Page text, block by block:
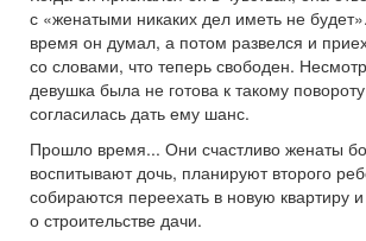
с «женатыми никаких дел иметь не
время он думал, а потом развелся и
со словами, что теперь свободен.
девушка была не готова к такому
согласилась дать ему шанс.
Прошло время... Они счастливо женаты
воспитывают дочь, планируют второго
собираются переехать в новую квартиру
о строительстве дачи.